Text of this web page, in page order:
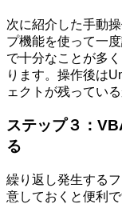
次に紹介した手動
プ機能を使って一
で十分なことが多
ります。操作後は
ェクトが残ってい
ステップ３：
る
繰り返し発生する
意しておくと便利